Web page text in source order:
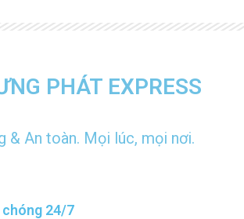
PHÁT EXPRESS
& An toàn. Mọi lúc, mọi nơi.
24/7